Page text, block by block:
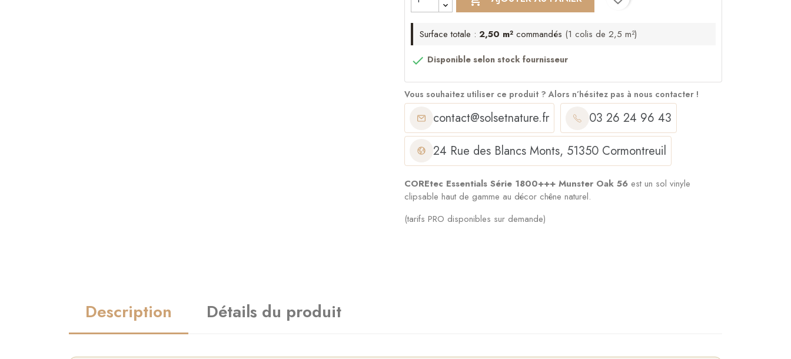
Surface totale : 2,50 m²commandés (1 colis de 2,5 m²)
 Disponible selon stock fournisseur
Vous souhaitez utiliser ce produit ?Alors n’hésitez pas à nous contacter !
contact@solsetnature.fr
03 26 24 96 43
24 Rue des Blancs Monts, 51350 Cormontreuil
COREtec Essentials Série 1800+++ Munster Oak 56 est un sol vinyle
clipsable haut de gamme au décor chêne naturel.
(tarifs PRO disponibles sur demande)
Description Détails du produit